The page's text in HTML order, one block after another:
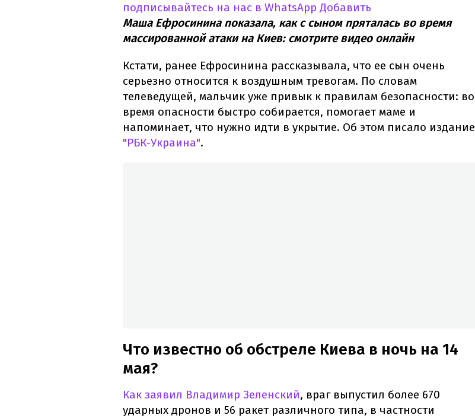
подписывайтесь на нас в WhatsApp Добавить
Маша Ефросинина показала, как с сыном пряталась во время
массированной атаки на Киев: смотрите видео онлайн
Кстати, ранее Ефросинина рассказывала, что ее сын очень
серьезно относится к воздушным тревогам. По словам
телеведущей, мальчик уже привык к правилам безопасности: во
время опасности быстро собирается, помогает маме и
напоминает, что нужно идти в укрытие. Об этом писало издание
"РБК-Украина".
Что известно об обстреле Киева в ночь на 14
мая?
Как заявил Владимир Зеленский, враг выпустил более 670
ударных дронов и 56 ракет различного типа, в частности